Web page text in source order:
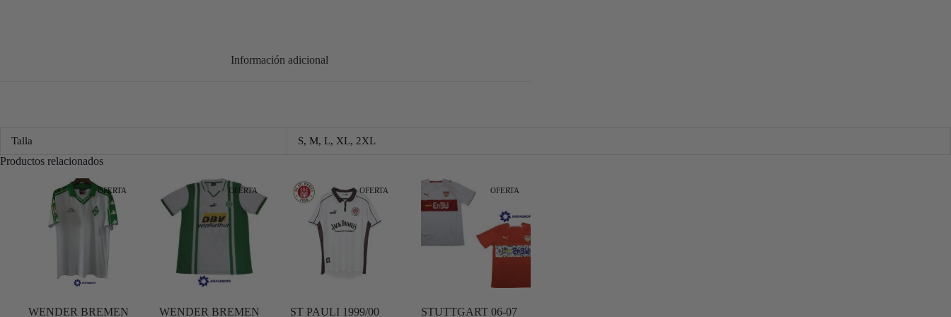
Información adicional
Talla S, M, L, XL, 2XL
Productos relacionados
OFERTA
WENDER BREMEN
OFERTA
WENDER BREMEN
OFERTA
ST PAULI 1999/00
OFERTA
STUTTGART 06-07